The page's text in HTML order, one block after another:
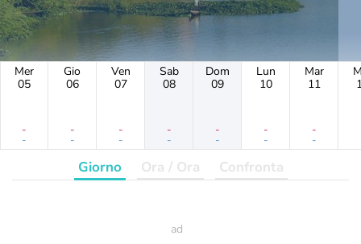
Mer
05
-
-
Gio
06
-
-
Ven
07
-
-
Sab
08
-
-
Dom
09
-
-
Lun
10
-
-
Mar
11
-
-
Giorno Ora / Ora Confronta